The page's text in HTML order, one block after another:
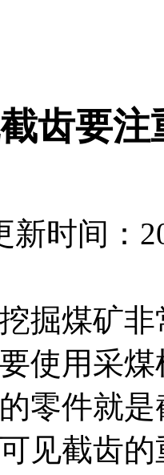
齿要
新时间：
掘煤矿
使用采
零件就
见截齿